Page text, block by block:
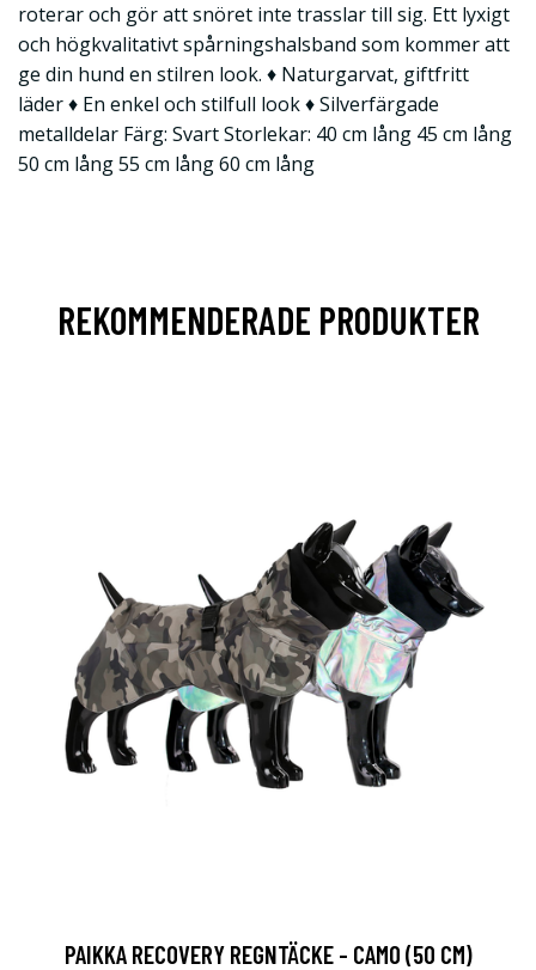
roterar och gör att snöret inte trasslar till sig. Ett lyxigt
och högkvalitativt spårningshalsband som kommer att
ge din hund en stilren look. ♦ Naturgarvat, giftfritt
läder ♦ En enkel och stilfull look ♦ Silverfärgade
metalldelar Färg: Svart Storlekar: 40 cm lång 45 cm lång
50 cm lång 55 cm lång 60 cm lång
REKOMMENDERADE PRODUKTER
PAIKKA RECOVERY REGNTÄCKE - CAMO (50 CM)